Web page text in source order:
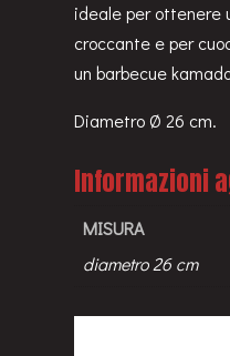
ideale per ottenere
croccante e per
un barbecue
Diametro Ø 26 cm.
Informazioni
MISURA
diametro 26 cm